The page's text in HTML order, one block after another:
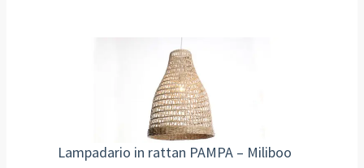
Lampadario in rattan PAMPA – Miliboo